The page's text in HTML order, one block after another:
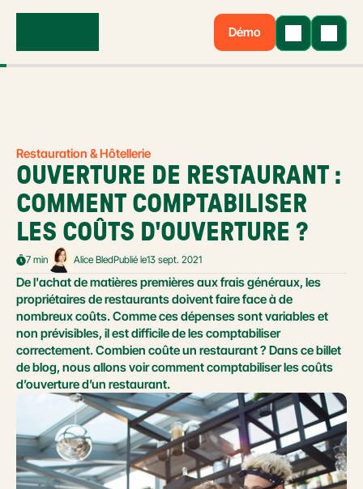
Démo
Restauration & Hôtellerie
OUVERTURE DE RESTAURANT :
COMMENT COMPTABILISER
LES COÛTS D'OUVERTURE ?
7 min Alice BledPublié le13 sept. 2021
De l'achat de matières premières aux frais généraux, les
propriétaires de restaurants doivent faire face à de
nombreux coûts. Comme ces dépenses sont variables et
non prévisibles, il est difficile de les comptabiliser
correctement. Combien coûte un restaurant ? Dans ce billet
de blog, nous allons voir comment comptabiliser les coûts
d’ouverture d’un restaurant.